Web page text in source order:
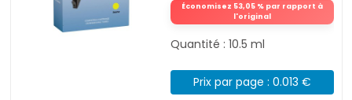
Économisez 53,05 % par rapport à
l'original
Quantité : 10.5 ml
Prix par page : 0.013 €